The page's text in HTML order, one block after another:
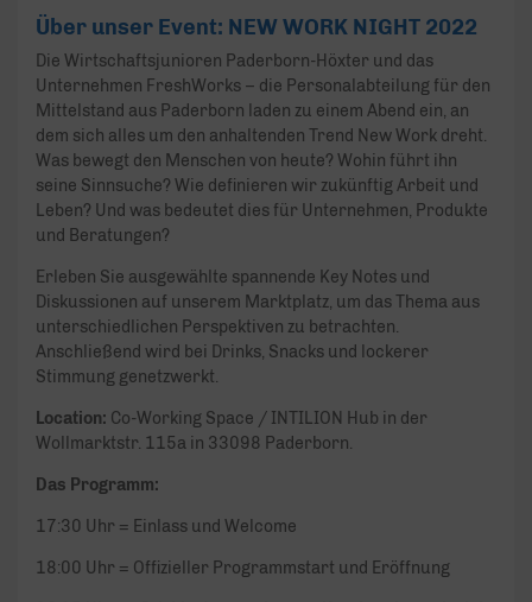
Über unser Event: NEW WORK NIGHT 2022
Die Wirtschaftsjunioren Paderborn-Höxter und das
Unternehmen FreshWorks – die Personalabteilung für den
Mittelstand aus Paderborn laden zu einem Abend ein, an
dem sich alles um den anhaltenden Trend New Work dreht.
Was bewegt den Menschen von heute? Wohin führt ihn
seine Sinnsuche? Wie definieren wir zukünftig Arbeit und
Leben? Und was bedeutet dies für Unternehmen, Produkte
und Beratungen?
Erleben Sie ausgewählte spannende Key Notes und
Diskussionen auf unserem Marktplatz, um das Thema aus
unterschiedlichen Perspektiven zu betrachten.
Anschließend wird bei Drinks, Snacks und lockerer
Stimmung genetzwerkt.
Location: Co-Working Space / INTILION Hub in der
Wollmarktstr. 115a in 33098 Paderborn.
Das Programm:
17:30 Uhr = Einlass und Welcome
18:00 Uhr = Offizieller Programmstart und Eröffnung